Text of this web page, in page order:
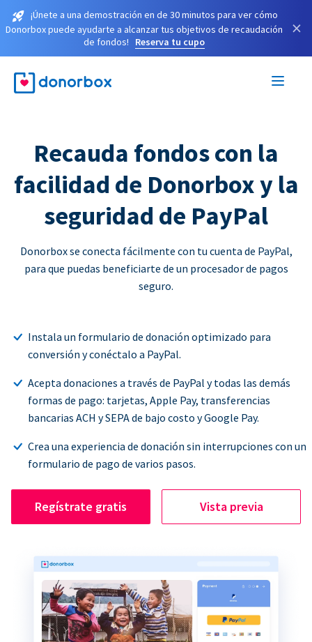
¡Únete a una demostración en de 30 minutos para ver cómo
Donorbox puede ayudarte a alcanzar tus objetivos de recaudación
de fondos!
Reserva tu cupo
×
Recauda fondos con la
facilidad de Donorbox y la
seguridad de PayPal
Donorbox se conecta fácilmente con tu cuenta de PayPal,
para que puedas beneficiarte de un procesador de pagos
seguro.
Instala un formulario de donación optimizado para
conversión y conéctalo a PayPal.
Acepta donaciones a través de PayPal y todas las demás
formas de pago: tarjetas, Apple Pay, transferencias
bancarias ACH y SEPA de bajo costo y Google Pay.
Crea una experiencia de donación sin interrupciones con un
formulario de pago de varios pasos.
Regístrate gratis Vista previa